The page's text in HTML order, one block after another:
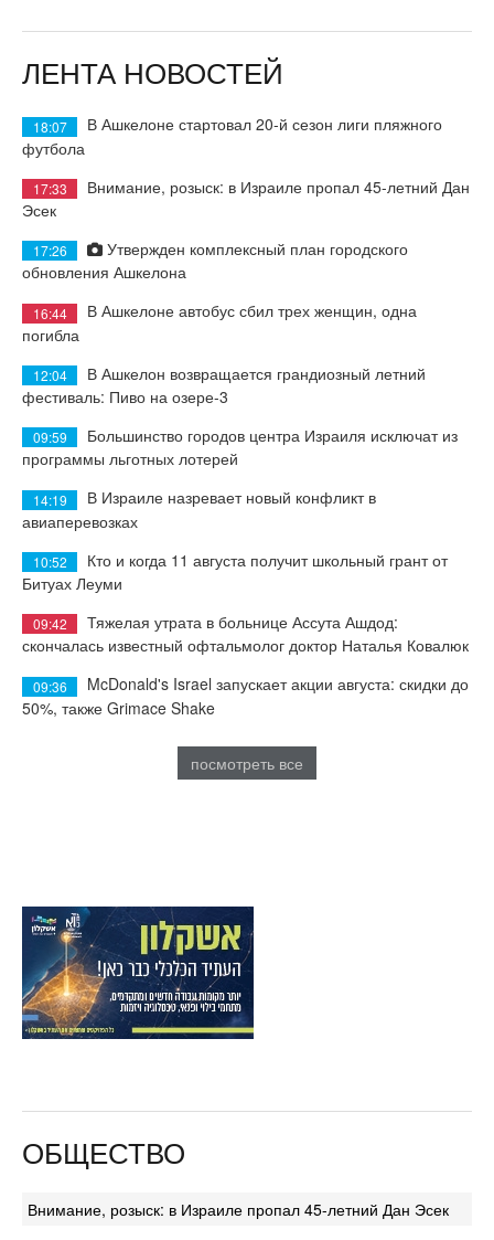
ЛЕНТА НОВОСТЕЙ
18:07
В Ашкелоне стартовал 20-й сезон лиги пляжного
футбола
17:33
Внимание, розыск: в Израиле пропал 45-летний Дан
Эсек
17:26
Утвержден комплексный план городского
обновления Ашкелона
16:44
В Ашкелоне автобус сбил трех женщин, одна
погибла
12:04
В Ашкелон возвращается грандиозный летний
фестиваль: Пиво на озере-3
09:59
Большинство городов центра Израиля исключат из
программы льготных лотерей
14:19
В Израиле назревает новый конфликт в
авиаперевозках
10:52
Кто и когда 11 августа получит школьный грант от
Битуах Леуми
09:42
Тяжелая утрата в больнице Ассута Ашдод:
скончалась известный офтальмолог доктор Наталья Ковалюк
09:36
McDonald's Israel запускает акции августа: скидки до
50%, также Grimace Shake
посмотреть все
ОБЩЕСТВО
Внимание, розыск: в Израиле пропал 45-летний Дан Эсек